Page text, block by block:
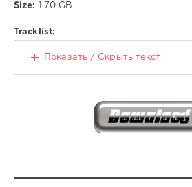
Size:
1.70 GB
Tracklist:
Показать / Скрыть текст